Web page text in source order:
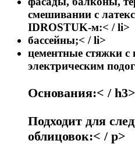
смешивании с
IDROSTUK-м:< / li>
бассейны;< / li>
цементные стяжки
электрическим
Основания:< / h3>
Подходит для
облицовок:< / p>